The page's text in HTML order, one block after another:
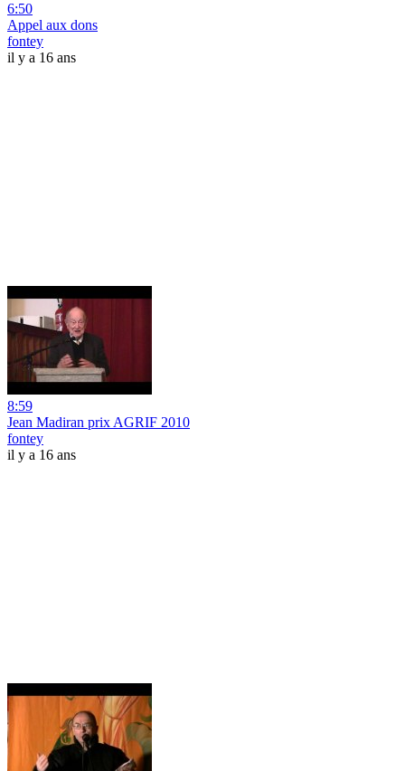
6:50
Appel aux dons
fontey
il y a 16 ans
8:59
Jean Madiran prix AGRIF 2010
fontey
il y a 16 ans